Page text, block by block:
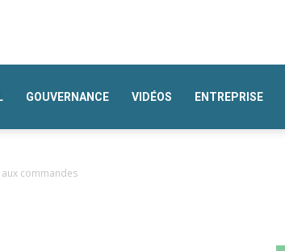
GOUVERNANCE VIDÉOS ENTREPRISE
commandes